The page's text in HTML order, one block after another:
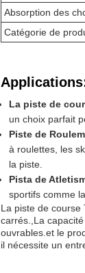
Absorption des
Catégorie de
La piste de
un choix parfait
Piste de
à roulettes, les
la piste.
Pista de
sportifs comme
La piste de course
carrés.,La
ouvrables.et le
il nécessite un